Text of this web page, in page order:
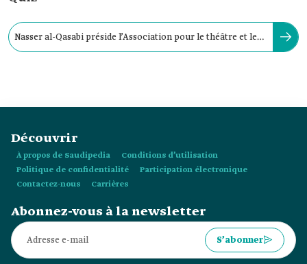
Nasser al-Qasabi préside l’Association pour le théâtre et les
Découvrir
À propos de Saudipedia
Conditions d’utilisation
Politique de confidentialité
Participation électronique
Contactez-nous
Carrières
Abonnez-vous à la newsletter
S’abonner